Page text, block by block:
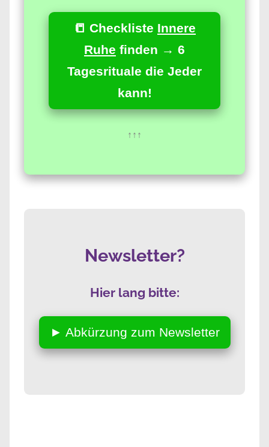
📒 Checkliste Innere
Ruhe finden → 6
Tagesrituale die Jeder
kann!
↑↑↑
Newsletter?
Hier lang bitte:
► Abkürzung zum Newsletter